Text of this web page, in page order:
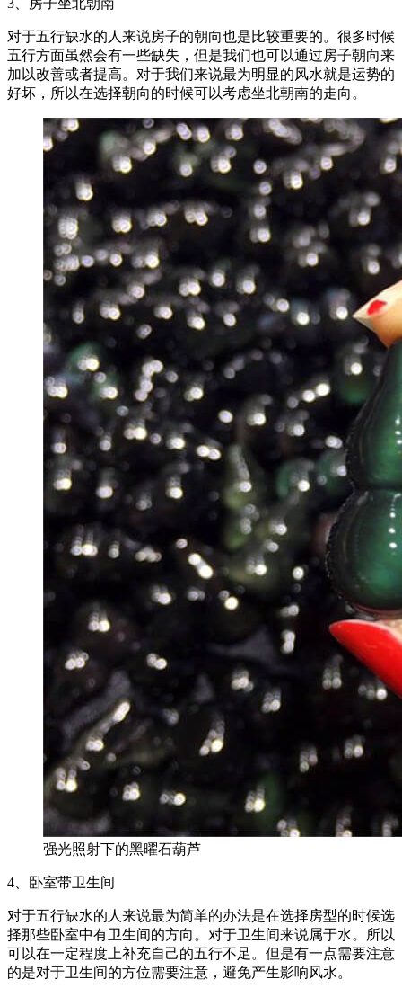
3、房子坐北朝南
对于五行缺水的人来说房子的朝向也是比较重要的。很多时候
五行方面虽然会有一些缺失，但是我们也可以通过房子朝向来
加以改善或者提高。对于我们来说最为明显的风水就是运势的
好坏，所以在选择朝向的时候可以考虑坐北朝南的走向。
强光照射下的黑曜石葫芦
4、卧室带卫生间
对于五行缺水的人来说最为简单的办法是在选择房型的时候选
择那些卧室中有卫生间的方向。对于卫生间来说属于水。所以
可以在一定程度上补充自己的五行不足。但是有一点需要注意
的是对于卫生间的方位需要注意，避免产生影响风水。